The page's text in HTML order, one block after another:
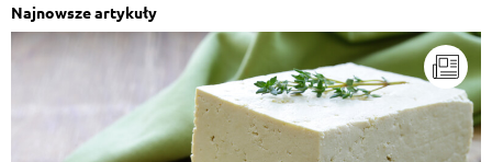
Najnowsze artykuły